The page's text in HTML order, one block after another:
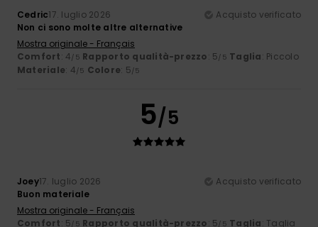
Cedric17. luglio 2026
Acquisto verificato
Non ci sono molte altre alternative
Mostra originale - Français
Comfort: 4/5 Rapporto qualità-prezzo: 5/5 Taglia: Piccolo
Materiale: 4/5 Colore: 5/5
5/5
Joey17. luglio 2026
Acquisto verificato
Buon materiale
Mostra originale - Français
Comfort: 5/5 Rapporto qualità-prezzo: 5/5 Taglia: Taglia